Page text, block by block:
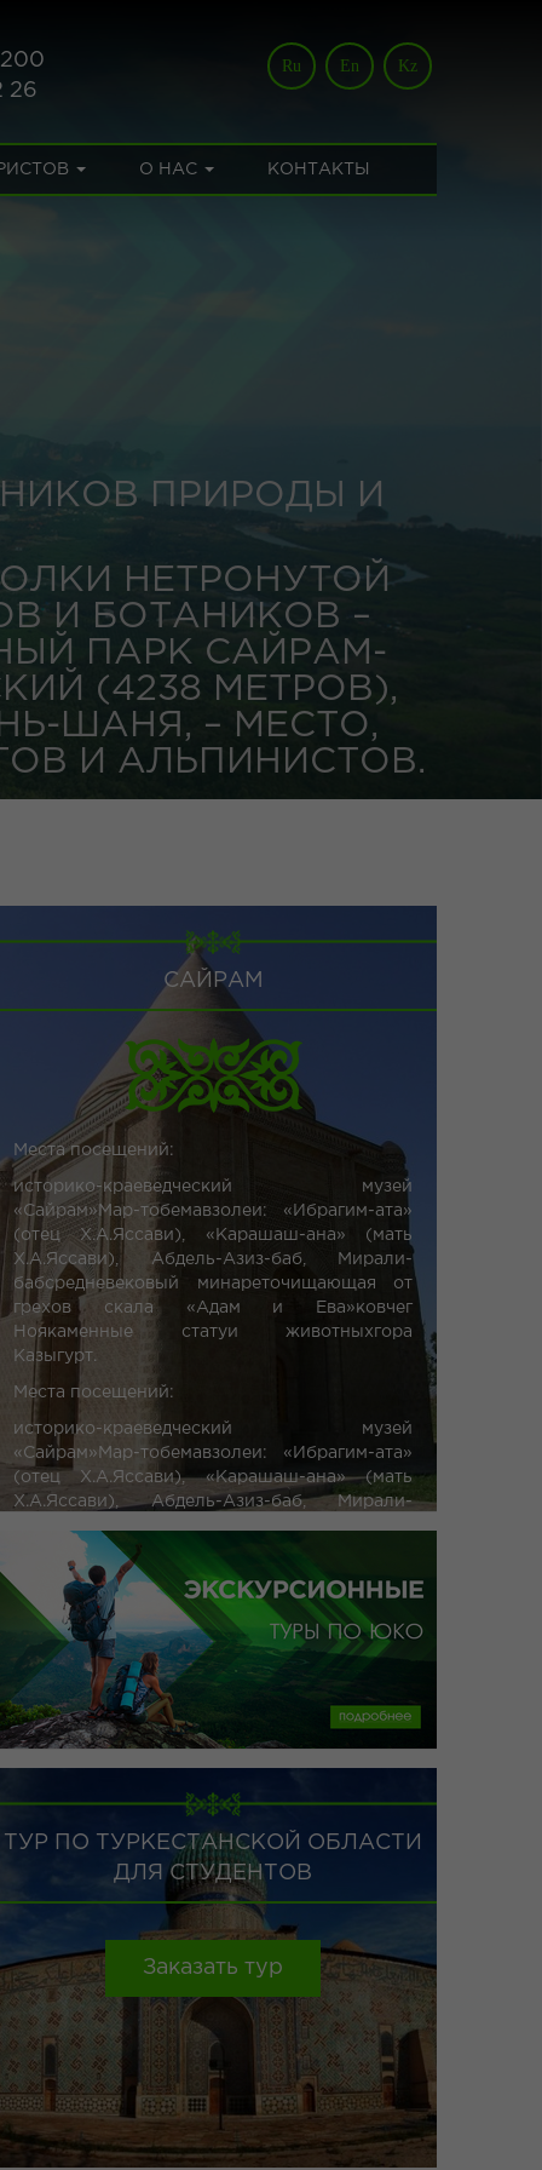
26
Ru En Kz
О НАС КОНТАКТЫ
ПРИРОДЫ И
НЕТРОНУТОЙ
И БОТАНИКОВ –
ПАРК САЙРАМ-
(4238 МЕТРОВ),
ШАНЯ, – МЕСТО,
И АЛЬПИНИСТОВ.
САЙРАМ
Места посещений:
историко-краеведческий музей
«Сайрам»Мар-тобемавзолеи: «Ибрагим-ата»
(отец Х.А.Яссави), «Карашаш-ана» (мать
Х.А.Яссави), Абдель-Азиз-баб, Мирали-
бабсредневековый минареточищающая от
грехов скала «Адам и Ева»ковчег
Ноякаменные статуи животныхгора
Казыгурт.
Места посещений:
историко-краеведческий музей
«Сайрам»Мар-тобемавзолеи: «Ибрагим-ата»
(отец Х.А.Яссави), «Карашаш-ана» (мать
Х.А.Яссави), Абдель-Азиз-баб, Мирали-
от 5300 тг.
Заказать тур
подробнее
ТУР ПО ТУРКЕСТАНСКОЙ ОБЛАСТИ
ДЛЯ СТУДЕНТОВ
Заказать тур